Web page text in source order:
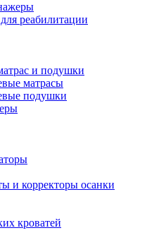
реабилитации
и подушки
матрасы
подушки
и корректоры осанки
кроватей